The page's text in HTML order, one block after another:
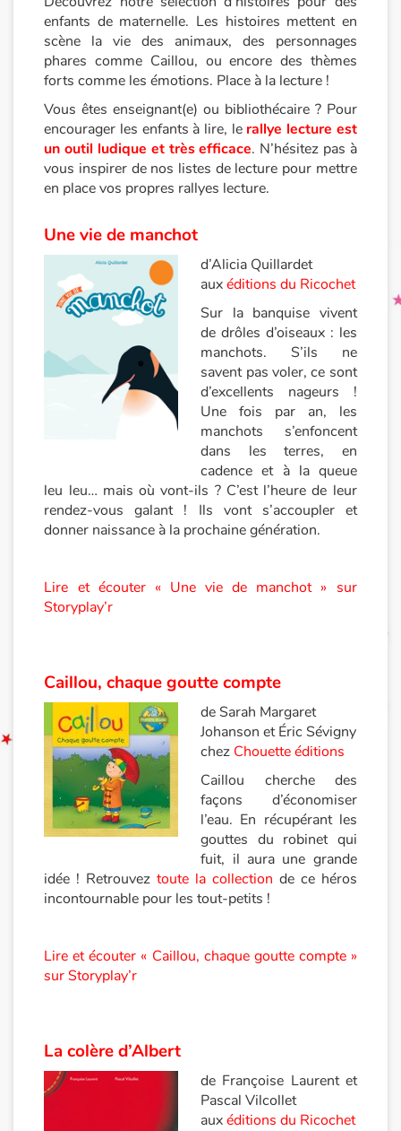
Princesses et princes, rois, reines et dragons
Ogres, monstres et sorcières
Héroïnes et héros
Écologie, nature, saisons
Voyage, épopée, enquête, aventure
Autour du monde
Apprentissage
Art, espace, activité
En famille
Quotidien et loisirs
Fêtes et évènements
Sujets de société
Émotions et sentiments
Formats et illustrations
Catalogue anglais
Contraste +
Aide
Famille
Écoles
enfants de maternelle. Les histoires mettent en
scène la vie des animaux, des personnages
phares comme Caillou, ou encore des thèmes
forts comme les émotions. Place à la lecture !
Vous êtes enseignant(e) ou bibliothécaire ? Pour
encourager les enfants à lire, le rallye lecture est
un outil ludique et très efficace. N’hésitez pas à
vous inspirer de nos listes de lecture pour mettre
en place vos propres rallyes lecture.
Une vie de manchot
d’Alicia Quillardet
auxéditions du Ricochet
Sur la banquise vivent
de drôles d’oiseaux : les
manchots. S’ils ne
savent pas voler, ce sont
d’excellents nageurs !
Une fois par an, les
manchots s’enfoncent
dans les terres, en
cadence et à la queue
leu leu… mais où vont-ils ? C’est l’heure de leur
rendez-vous galant ! Ils vont s’accoupler et
donner naissance à la prochaine génération.
Lire et écouter « Une vie de manchot » sur
Storyplay’r
Caillou, chaque goutte compte
de Sarah Margaret
Johanson et Éric Sévigny
chez Chouette éditions
Caillou cherche des
façons d’économiser
l’eau. En récupérant les
gouttes du robinet qui
fuit, il aura une grande
idée ! Retrouveztoute la collection de ce héros
incontournable pour les tout-petits !
Lire et écouter « Caillou, chaque goutte compte »
sur Storyplay’r
La colère d’Albert
de Françoise Laurent et
Pascal Vilcollet
auxéditions du Ricochet